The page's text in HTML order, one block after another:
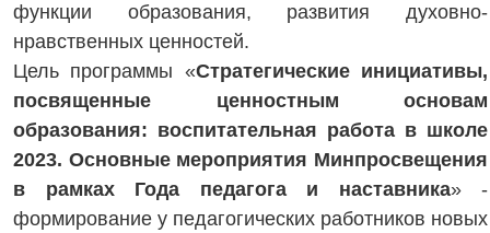
функции образования, развития духовно-
нравственных ценностей.
Цель программы «Стратегические инициативы,
посвященные ценностным основам
образования: воспитательная работа в школе
2023. Основные мероприятия Минпросвещения
в рамках Года педагога и наставника» -
формирование у педагогических работников новых